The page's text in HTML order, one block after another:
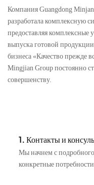
Компания Guangdong
разработала комплексную
предоставляя комплексные
выпуска готовой
бизнеса «Качество прежде
Mingjian Group постоянно
совершенству.
1. Контакты и
Мы начнем с
конкретные